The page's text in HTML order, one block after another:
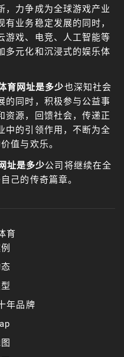
，力争成为全球游戏产业
业务稳定发展的同时，
游戏、电竞、人工智能等
多元化和沉浸式的娱乐体
育网址是多少也深知社会
的同时，积极参与公益事
资源，回馈社会，传递正
中的引领作用，不断为全
值与欢乐。
址是多少公司将继续在全
己的传奇篇章。
育
年品牌